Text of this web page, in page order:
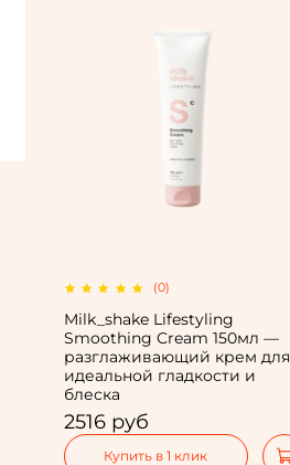
(0)
Milk_shake Lifestyling
Smoothing Cream 150мл —
разглаживающий крем для
идеальной гладкости и
блеска
2516 руб
Купить в 1 клик